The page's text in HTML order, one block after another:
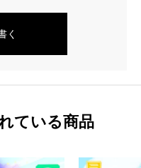
く
ている商品